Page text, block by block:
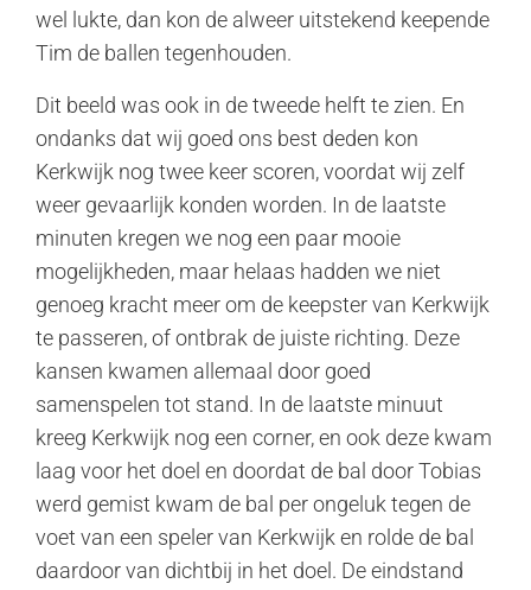
wel lukte, dan kon de alweer uitstekend keepende
Tim de ballen tegenhouden.
Dit beeld was ook in de tweede helft te zien. En
ondanks dat wij goed ons best deden kon
Kerkwijk nog twee keer scoren, voordat wij zelf
weer gevaarlijk konden worden. In de laatste
minuten kregen we nog een paar mooie
mogelijkheden, maar helaas hadden we niet
genoeg kracht meer om de keepster van Kerkwijk
te passeren, of ontbrak de juiste richting. Deze
kansen kwamen allemaal door goed
samenspelen tot stand. In de laatste minuut
kreeg Kerkwijk nog een corner, en ook deze kwam
laag voor het doel en doordat de bal door Tobias
werd gemist kwam de bal per ongeluk tegen de
voet van een speler van Kerkwijk en rolde de bal
daardoor van dichtbij in het doel. De eindstand